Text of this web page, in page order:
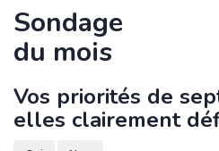
Sondage
du mois
Vos priorités de
elles clairement